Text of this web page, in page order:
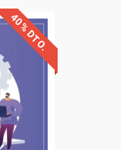
40% DTO.